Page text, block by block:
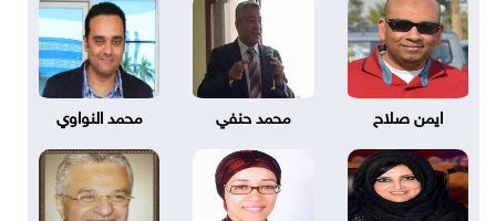
ايمن صلاح محمد حنفي محمد النواوي